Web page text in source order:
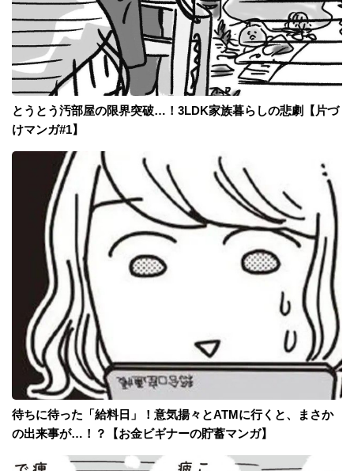
とうとう汚部屋の限界突破…！3LDK家族暮らしの悲劇【片づ
けマンガ#1】
待ちに待った「給料日」！意気揚々とATMに行くと、まさか
の出来事が…！？【お金ビギナーの貯蓄マンガ】